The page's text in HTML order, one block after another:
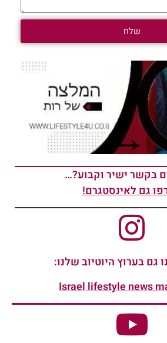
שלח
בקשר ישיר וקבוע?…
גם לאינסטגרם!
גם בערוץ היוטיוב שלנו:
Israel lifestyle news